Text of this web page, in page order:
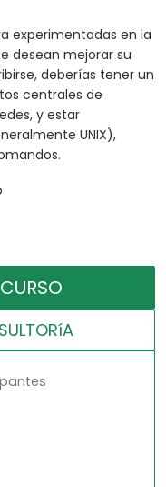
experimentadas en la
desean mejorar su
deberías tener un
centrales de
y estar
UNIX),